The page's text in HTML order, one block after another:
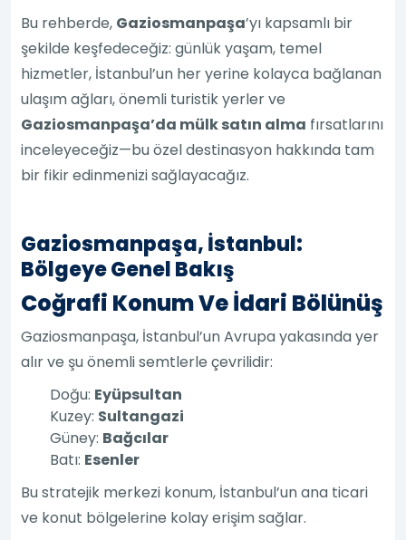
Bu rehberde, Gaziosmanpaşa’yı kapsamlı bir
şekilde keşfedeceğiz: günlük yaşam, temel
hizmetler, İstanbul’un her yerine kolayca bağlanan
ulaşım ağları, önemli turistik yerler ve
Gaziosmanpaşa’da mülk satın alma fırsatlarını
inceleyeceğiz—bu özel destinasyon hakkında tam
bir fikir edinmenizi sağlayacağız.
Gaziosmanpaşa, İstanbul:
Bölgeye Genel Bakış
Coğrafi Konum Ve İdari Bölünüş
Gaziosmanpaşa, İstanbul’un Avrupa yakasında yer
alır ve şu önemli semtlerle çevrilidir:
Doğu: Eyüpsultan
Kuzey: Sultangazi
Güney: Bağcılar
Batı: Esenler
Bu stratejik merkezi konum, İstanbul’un ana ticari
ve konut bölgelerine kolay erişim sağlar.